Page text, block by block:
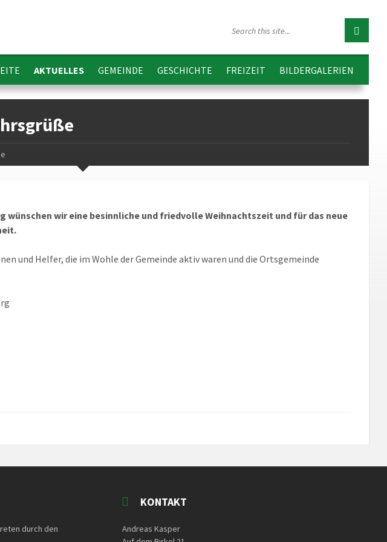
AKTUELLES GEMEINDE GESCHICHTE FREIZEIT BILDERGALERIEN
wünschen wir eine besinnliche und friedvolle Weihnachtszeit und für das neue
und Helfer, die im Wohle der Gemeinde aktiv waren und die Ortsgemeinde
durch den
KONTAKT
Andreas Kasper